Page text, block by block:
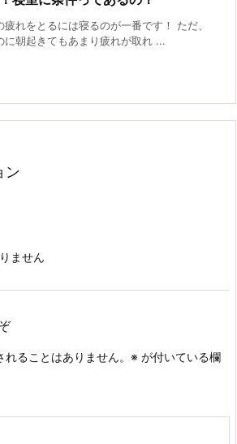
疲れをとるには寝るのが一番です！ ただ、
に朝起きてもあまり疲れが取れ ...
ン
ません
ることはありません。 ※ が付いている欄